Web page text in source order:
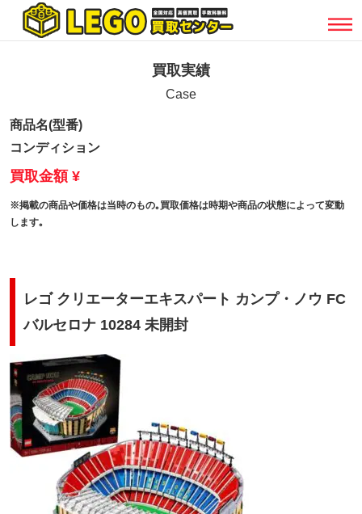
買取実績
Case
商品名(型番)
コンディション
買取金額 ¥
※掲載の商品や価格は当時のもの｡買取価格は時期や商品の状態によって変動
します｡
レゴ クリエーターエキスパート カンプ・ノウ FC
バルセロナ 10284 未開封